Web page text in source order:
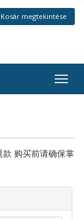
Kosár megtekintése
a
购买前请确保掌